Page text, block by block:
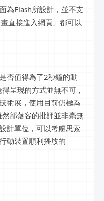
為Flash所設計，並不支
直接進入網頁」都可以
否值得為了2秒鐘的動
呈現的方式並無不可，
術展，使用目前仍極為
部落客的批評並非毫無
計單位，可以考慮思索
動裝置順利播放的